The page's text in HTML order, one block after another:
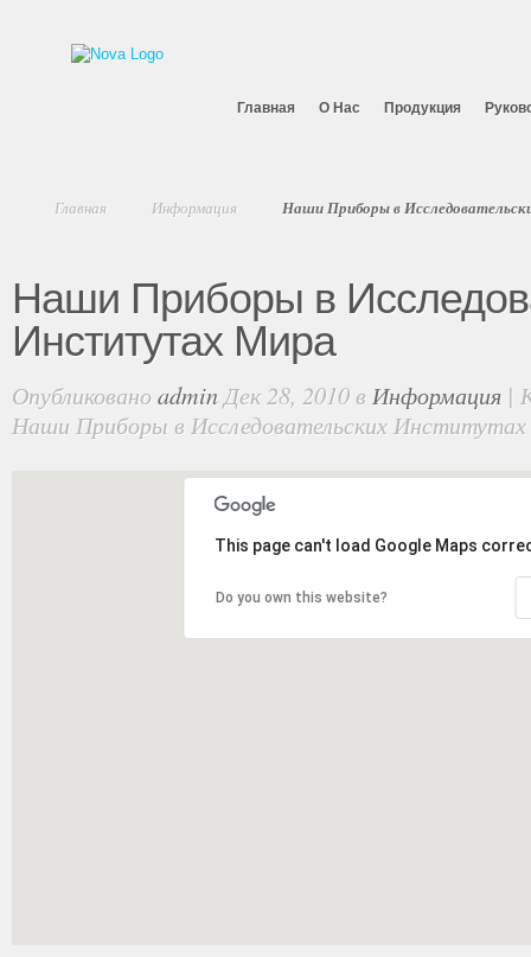
Главная O Нас Продукция
Главная Информация Наши Приборы в
Наши Приборы в
Институтах Мира
Опубликованоadmin Дек 28, 2010 в Информация |
Наши Приборы в Исследовательских
This page can't load Google Maps
Do you own this website?